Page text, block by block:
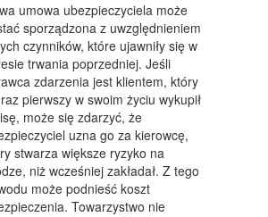
umowa ubezpieczyciela może
sporządzona z uwzględnieniem
czynników, które ujawniły się w
trwania poprzedniej. Jeśli
zdarzenia jest klientem, który
pierwszy w swoim życiu wykupił
może się zdarzyć, że
uzna go za kierowcę,
stwarza większe ryzyko na
niż wcześniej zakładał. Z tego
może podnieść koszt
Towarzystwo nie